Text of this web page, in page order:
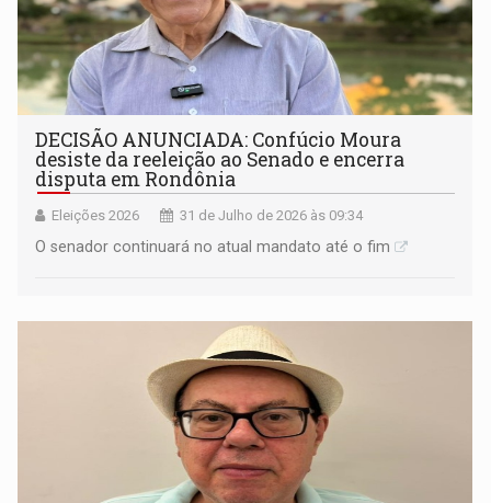
DECISÃO ANUNCIADA: Confúcio Moura
desiste da reeleição ao Senado e encerra
disputa em Rondônia
Eleições 2026 31 de Julho de 2026 às 09:34
O senador continuará no atual mandato até o fim